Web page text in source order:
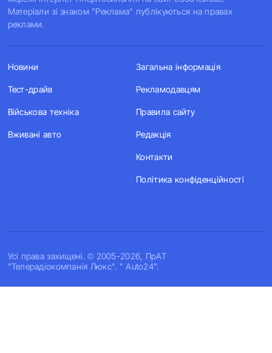
Матеріали зі знаком "Реклама" публікуються на правах
реклами.
Усi права захищенi. © 2005-2026, ПрАТ
"Телерадіокомпанія Люкс". " Auto24".
Новини
Тест-драйв
Військова техніка
Вживані авто
Загальна інформація
Рекламодавцям
Правила сайту
Редакція
Контакти
Політика конфіденційності